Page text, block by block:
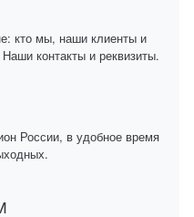
кто мы, наши клиенты и
контакты и реквизиты.
России, в удобное время